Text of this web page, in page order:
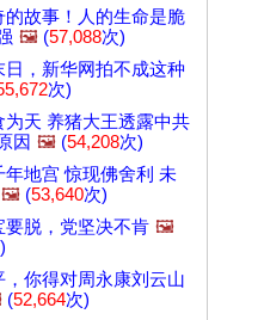
的故事！人的生命是脆
🖼️ (57,088次)
日，新华网拍不成这种
次)
为天 养猪大王透露中共
因 🖼️ (54,208次)
年地宫 惊现佛舍利 未
🖼️ (53,640次)
要脱，党坚决不肯 🖼️
，你得对周永康刘云山
(52,664次)